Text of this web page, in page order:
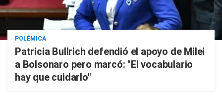
POLÉMICA
Patricia Bullrich defendió el apoyo de Milei
a Bolsonaro pero marcó: "El vocabulario
hay que cuidarlo"